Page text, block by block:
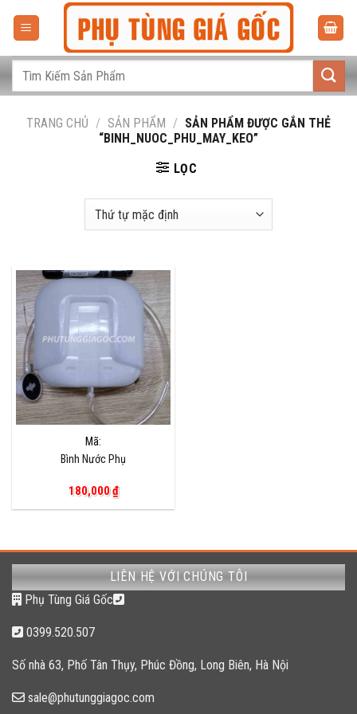
dungTìm
TRANG CHỦ / SẢN PHẨM / SẢN PHẨM ĐƯỢC GẮN THẺ
“BINH_NUOC_PHU_MAY_KEO”
LỌC
Mã:
Bình Nước Phụ
180,000₫
LIÊN HỆ VỚI CHÚNG TÔI
Phụ Tùng Giá Gốc
0399.520.507
Số nhà 63, Phố Tân Thụy, Phúc Đồng, Long Biên, Hà Nội
sale@phutunggiagoc.com